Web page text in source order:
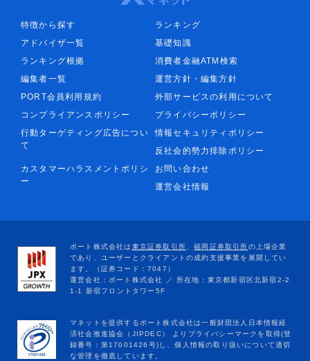
特徴から探す
ランキング
アドバイザ一覧
基礎知識
ランキング根拠
消費者金融ATM検索
編集者一覧
運営方針・編集方針
PORT会員利用規約
外部サービスの利用について
コンプライアンスポリシー
プライバシーポリシー
行動ターゲティング広告につい
て
情報セキュリティポリシー
反社会的勢力排除ポリシー
カスタマーハラスメントポリシ
ー
お問い合わせ
運営会社情報